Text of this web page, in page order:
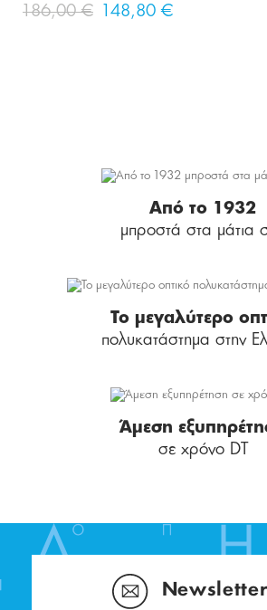
186,00 € 148,80 €
Από το 1932
μπροστά στα μάτια
Το μεγαλύτερο
πολυκατάστημα στην
Άμεση
σε χρόνο DT
Newsletter